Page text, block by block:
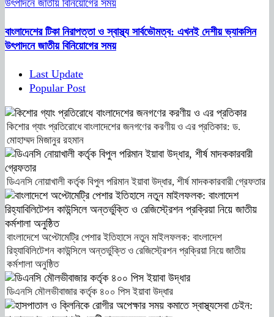
বাংলাদেশের টিকা নিরাপত্তা ও স্বাস্থ্য সার্বভৌমত্ব: এখনই দেশীয় ভ্যাকসিন
উৎপাদনে জাতীয় বিনিয়োগের সময়
Last Update
Popular Post
কিশোর গ্যাং প্রতিরোধে বাংলাদেশের জনগণের করণীয় ও এর প্রতিকার: ড.
মোহাম্মদ মিজানুর রহমান
ডিএনসি নোয়াখালী কর্তৃক বিপুল পরিমান ইয়াবা উদ্ধার, শীর্ষ মাদককারবারী গ্রেফতার
বাংলাদেশে অপ্টোমেট্রি পেশার ইতিহাসে নতুন মাইলফলক: বাংলাদেশ
রিহ্যাবিলিটেশন কাউন্সিলে অন্তর্ভুক্তি ও রেজিস্ট্রেশন প্রক্রিয়া নিয়ে জাতীয়
কর্মশালা অনুষ্ঠিত
ডিএনসি মৌলভীবাজার কর্তৃক ৪০০ পিস ইয়াবা উদ্ধার